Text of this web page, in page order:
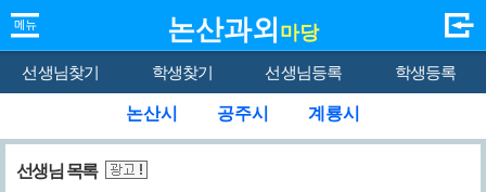
논산과외 마당
선생님찾기 학생찾기 선생님등록 학생등록
논산시 공주시 계룡시
선생님 목록